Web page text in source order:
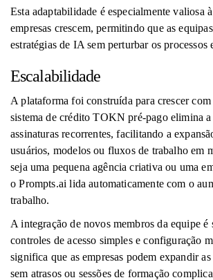
Esta adaptabilidade é especialmente valiosa
empresas crescem, permitindo que as
estratégias de IA sem perturbar os processos
Escalabilidade
A plataforma foi construída para crescer
sistema de crédito TOKN pré-pago elimina a
assinaturas recorrentes, facilitando a
usuários, modelos ou fluxos de trabalho em
seja uma pequena agência criativa ou uma
o Prompts.ai lida automaticamente com o
trabalho.
A integração de novos membros da equipe é
controles de acesso simples e configuração
significa que as empresas podem expandir as
sem atrasos ou sessões de formação